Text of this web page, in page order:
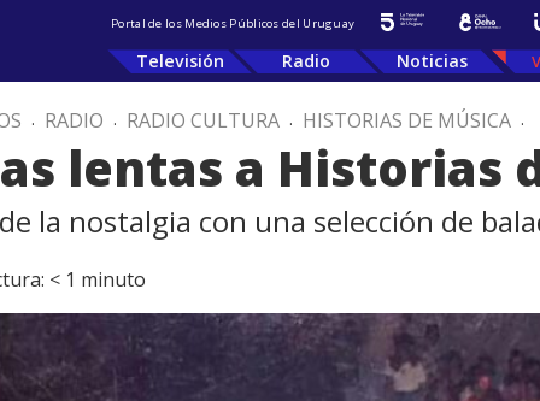
Portal de los Medios Públicos del Uruguay
Televisión Radio Noticias
. RADIO . RADIO CULTURA . HISTORIAS DE MÚSICA .
lentas a Historias
la nostalgia con una selección de
< 1 minuto